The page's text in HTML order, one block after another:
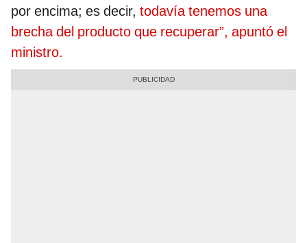
por encima; es decir, todavía tenemos una
brecha del producto que recuperar”, apuntó el
ministro.